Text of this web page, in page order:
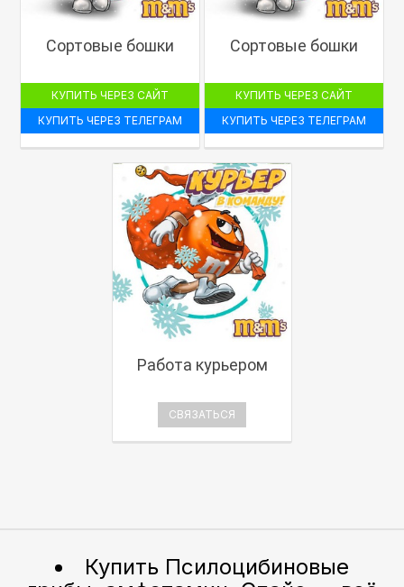
Сортовые бошки
КУПИТЬ ЧЕРЕЗ САЙТ
КУПИТЬ ЧЕРЕЗ ТЕЛЕГРАМ
Сортовые бошки
КУПИТЬ ЧЕРЕЗ САЙТ
КУПИТЬ ЧЕРЕЗ ТЕЛЕГРАМ
Работа курьером
СВЯЗАТЬСЯ
Купить Псилоцибиновые